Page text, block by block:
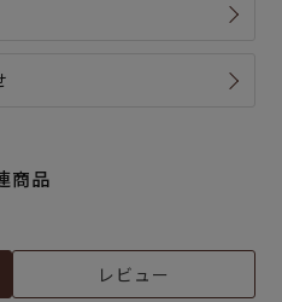
商品
レビュー